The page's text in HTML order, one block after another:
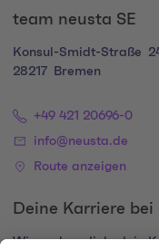
team neusta SE
Konsul-Smidt-Straße
28217
Bremen
+49 421 20696-0
info@neusta.de
Route anzeigen
Deine Karriere bei
Wir suchen dich, dein